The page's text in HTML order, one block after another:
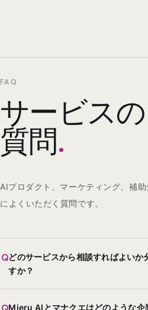
FAQ
サービス
質問.
AIプロダクト、マーケティング、補
によくいただく質問です。
Qどのサービスから相談すればよいか
すか？
QMieru AIとマナクエはどのような企